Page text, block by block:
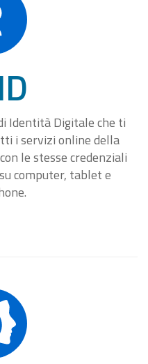
Identità Digitale che ti
i servizi online della
le stesse credenziali
computer, tablet e